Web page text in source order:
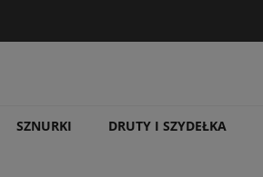
SZNURKI DRUTY I SZYDEŁKA